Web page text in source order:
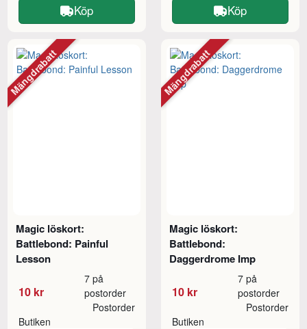
Köp Köp
Magic löskort:
Battlebond: Painful
Lesson
10 kr
7 på
postorder
Butiken
Postorder
Mängdrabatt
Magic löskort:
Battlebond:
Daggerdrome Imp
10 kr
7 på
postorder
Butiken
Postorder
Mängdrabatt